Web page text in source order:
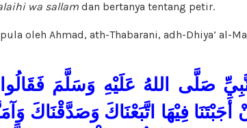
wa sallam dan bertanya tentang petir.
oleh Ahmad, ath-Thabarani, adh-Dhiya’ al-
صَلَّى اللهُ عَلَيْهِ وَسَلَّمَ
فِيْهَا اتَّبَعْنَاكَ وَصَدَّقْنَاكَ